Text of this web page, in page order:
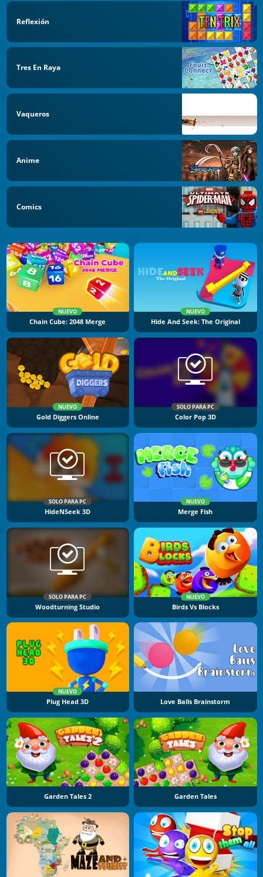
Reflexión
Tres En Raya
Vaqueros
Anime
Comics
NUEVO
Chain Cube: 2048 Merge
NUEVO
Hide And Seek: The Original
NUEVO
Gold Diggers Online
SOLO PARA PC
Color Pop 3D
SOLO PARA PC
HideNSeek 3D
NUEVO
Merge Fish
SOLO PARA PC
Woodturning Studio
NUEVO
Birds Vs Blocks
NUEVO
Plug Head 3D Love Balls Brainstorm
Garden Tales 2 Garden Tales